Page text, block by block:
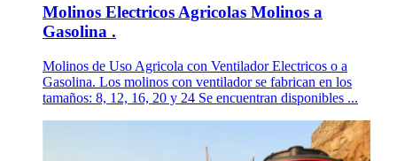
Molinos Electricos Agricolas Molinos a
Gasolina .
Molinos de Uso Agricola con Ventilador Electricos o a
Gasolina. Los molinos con ventilador se fabrican en los
tamaños: 8, 12, 16, 20 y 24 Se encuentran disponibles ...